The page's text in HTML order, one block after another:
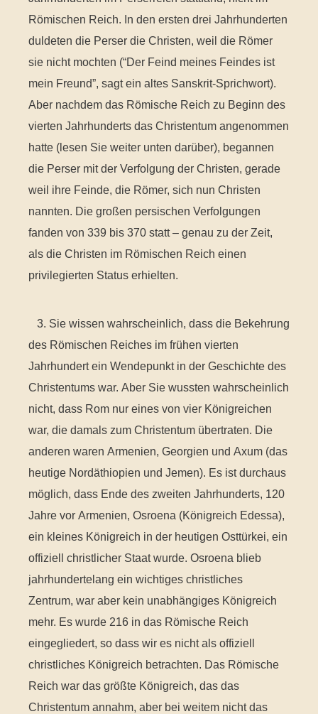
Römischen Reich. In den ersten drei Jahrhunderten
duldeten die Perser die Christen, weil die Römer
sie nicht mochten (“Der Feind meines Feindes ist
mein Freund”, sagt ein altes Sanskrit-Sprichwort).
Aber nachdem das Römische Reich zu Beginn des
vierten Jahrhunderts das Christentum angenommen
hatte (lesen Sie weiter unten darüber), begannen
die Perser mit der Verfolgung der Christen, gerade
weil ihre Feinde, die Römer, sich nun Christen
nannten. Die großen persischen Verfolgungen
fanden von 339 bis 370 statt – genau zu der Zeit,
als die Christen im Römischen Reich einen
privilegierten Status erhielten.
3. Sie wissen wahrscheinlich, dass die Bekehrung
des Römischen Reiches im frühen vierten
Jahrhundert ein Wendepunkt in der Geschichte des
Christentums war. Aber Sie wussten wahrscheinlich
nicht, dass Rom nur eines von vier Königreichen
war, die damals zum Christentum übertraten. Die
anderen waren Armenien, Georgien und Axum (das
heutige Nordäthiopien und Jemen). Es ist durchaus
möglich, dass Ende des zweiten Jahrhunderts, 120
Jahre vor Armenien, Osroena (Königreich Edessa),
ein kleines Königreich in der heutigen Osttürkei, ein
offiziell christlicher Staat wurde. Osroena blieb
jahrhundertelang ein wichtiges christliches
Zentrum, war aber kein unabhängiges Königreich
mehr. Es wurde 216 in das Römische Reich
eingegliedert, so dass wir es nicht als offiziell
christliches Königreich betrachten. Das Römische
Reich war das größte Königreich, das das
Christentum annahm, aber bei weitem nicht das